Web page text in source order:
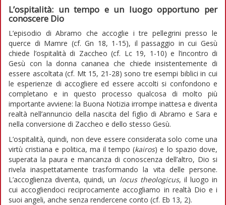
L’ospitalità: un tempo e un luogo opportuno per
conoscere Dio
L’episodio di Abramo che accoglie i tre pellegrini presso le
querce di Mamre (cf. Gn 18, 1-15), il passaggio in cui Gesù
chiede l’ospitalità di Zaccheo (cf. Lc 19, 1-10) e l’incontro di
Gesù con la donna cananea che chiede insistentemente di
essere ascoltata (cf. Mt 15, 21-28) sono tre esempi biblici in cui
le esperienze di accogliere ed essere accolti si confondono e
completano e in questo processo qualcosa di molto più
importante avviene: la Buona Notizia irrompe inattesa e diventa
realtà nell’annuncio della nascita del figlio di Abramo e Sara e
nella conversione di Zaccheo e dello stesso Gesù.
L’ospitalità, quindi, non deve essere considerata solo come una
virtù cristiana e politica, ma il tempo (kairos) e lo spazio dove,
superata la paura e mancanza di conoscenza dell’altro, Dio si
rivela inaspettatamente trasformando la vita delle persone.
L’accoglienza diventa, quindi, un locus theologicus, il luogo in
cui accogliendoci reciprocamente accogliamo in realtà Dio e i
suoi angeli, anche senza rendercene conto (cf. Eb 13, 2).